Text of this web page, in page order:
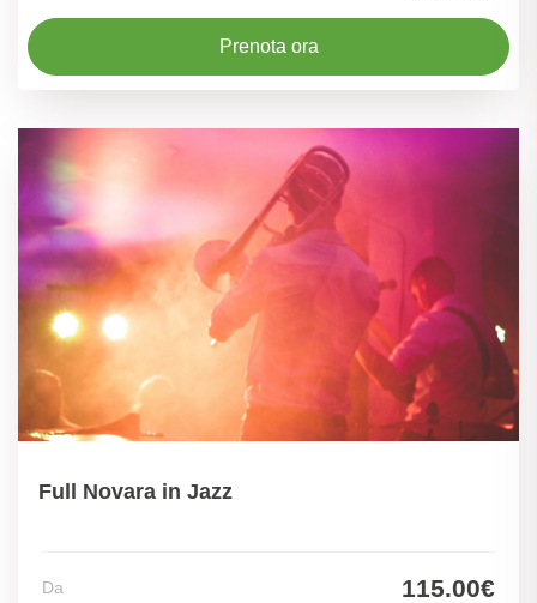
Prenota ora
Full Novara in Jazz
Da 115.00€